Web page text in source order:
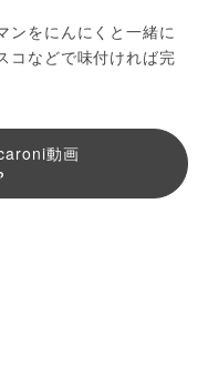
ンをにんにくと一緒に
コなどで味付ければ完
動画